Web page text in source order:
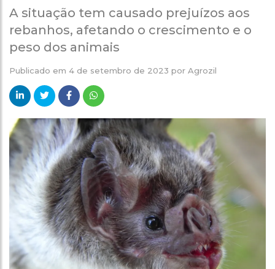
A situação tem causado prejuízos aos
rebanhos, afetando o crescimento e o
peso dos animais
Publicado em 4 de setembro de 2023 por Agrozil